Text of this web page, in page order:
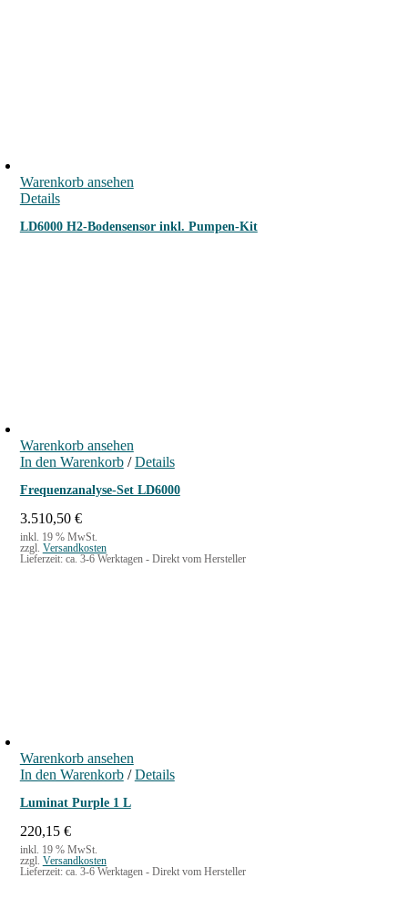
r
i
s
€
1
Warenkorb ansehen
Details
LD6000 H2-Bodensensor inkl. Pumpen-Kit
Warenkorb ansehen
In den Warenkorb / Details
Frequenzanalyse-Set LD6000
3.510,50 €
inkl. 19 % MwSt.
zzgl. Versandkosten
Lieferzeit: ca. 3-6 Werktagen - Direkt vom Hersteller
Warenkorb ansehen
In den Warenkorb / Details
Luminat Purple 1 L
220,15 €
inkl. 19 % MwSt.
zzgl. Versandkosten
Lieferzeit: ca. 3-6 Werktagen - Direkt vom Hersteller